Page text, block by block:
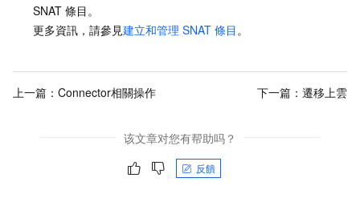
SNAT 條目。
更多資訊，請參見建立和管理 SNAT 條目 。
上一篇： Connector相關操作 下一篇： 遷移上雲
该文章对您有帮助吗？
反饋